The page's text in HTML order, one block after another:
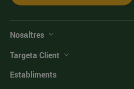
Nosaltres
Targeta Client
Establiments